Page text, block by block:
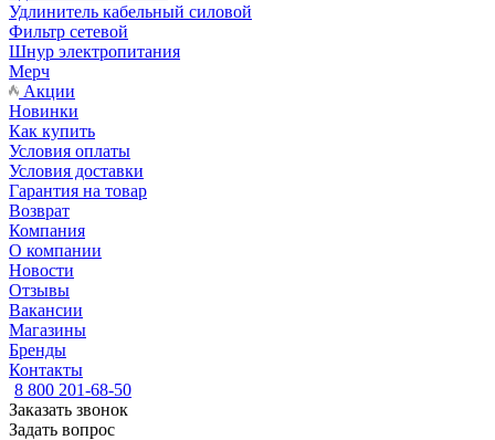
Удлинитель кабельный силовой
Фильтр сетевой
Шнур электропитания
Мерч
Акции
Новинки
Как купить
Условия оплаты
Условия доставки
Гарантия на товар
Возврат
Компания
О компании
Новости
Отзывы
Вакансии
Магазины
Бренды
Контакты
8 800 201-68-50
Заказать звонок
Задать вопрос